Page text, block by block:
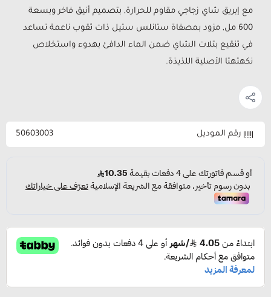
مع إبريق شاي زجاجي مقاوم للحرارة, بتصميم أنيق فاخر وبسعة
600 مل, مزود بمصفاة ستانلس ستيل ذات ثقوب ناعمة تساعد
في تنقيع بتلات الشاي ضمن الماء الدافئ بهدوء واستخلاص
نكهتهتا الأصلية اللذيذة.
رقم الموديل 50603003